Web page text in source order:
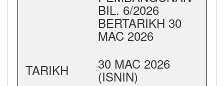
BIL. 6/2026
BERTARIKH 30
MAC 2026
TARIKH
:30 MAC 2026
(ISNIN)